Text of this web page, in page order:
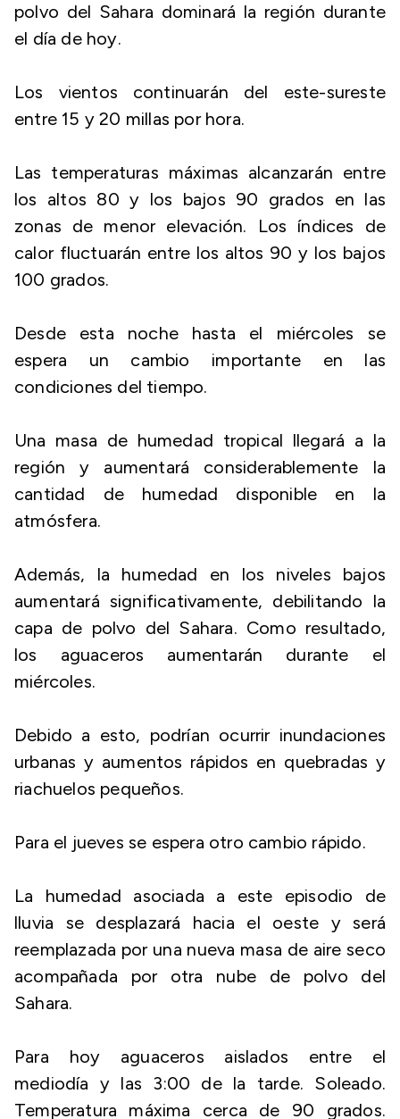
polvo del Sahara dominará la región durante
el día de hoy.
Los vientos continuarán del este-sureste
entre 15 y 20 millas por hora.
Las temperaturas máximas alcanzarán entre
los altos 80 y los bajos 90 grados en las
zonas de menor elevación. Los índices de
calor fluctuarán entre los altos 90 y los bajos
100 grados.
Desde esta noche hasta el miércoles se
espera un cambio importante en las
condiciones del tiempo.
Una masa de humedad tropical llegará a la
región y aumentará considerablemente la
cantidad de humedad disponible en la
atmósfera.
Además, la humedad en los niveles bajos
aumentará significativamente, debilitando la
capa de polvo del Sahara. Como resultado,
los aguaceros aumentarán durante el
miércoles.
Debido a esto, podrían ocurrir inundaciones
urbanas y aumentos rápidos en quebradas y
riachuelos pequeños.
Para el jueves se espera otro cambio rápido.
La humedad asociada a este episodio de
lluvia se desplazará hacia el oeste y será
reemplazada por una nueva masa de aire seco
acompañada por otra nube de polvo del
Sahara.
Para hoy aguaceros aislados entre el
mediodía y las 3:00 de la tarde. Soleado.
Temperatura máxima cerca de 90 grados.